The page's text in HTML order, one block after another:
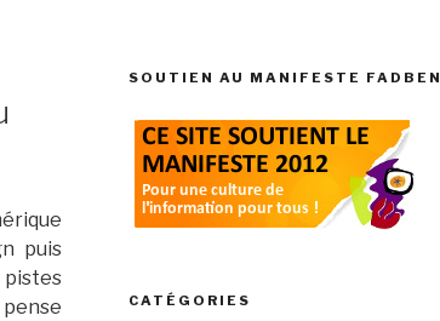
puis
pistes
SOUTIEN AU MANIFESTE FADBEN
CATÉGORIES